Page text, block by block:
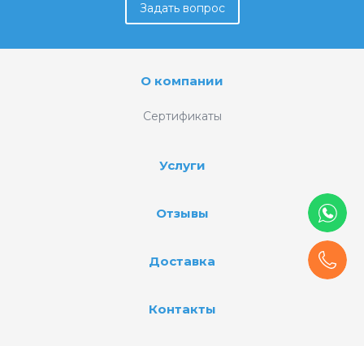
Задать вопрос
О компании
Сертификаты
Услуги
Отзывы
Доставка
Контакты